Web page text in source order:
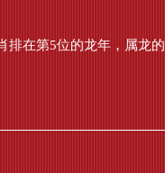
排在第5位的龙年，属龙